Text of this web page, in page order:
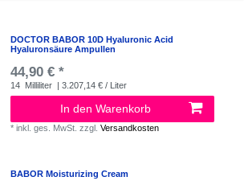
DOCTOR BABOR 10D Hyaluronic Acid
Hyaluronsäure Ampullen
44,90 € *
14 Milliliter | 3.207,14 € / Liter
In den Warenkorb
*inkl. ges. MwSt. zzgl.Versandkosten
BABOR Moisturizing Cream